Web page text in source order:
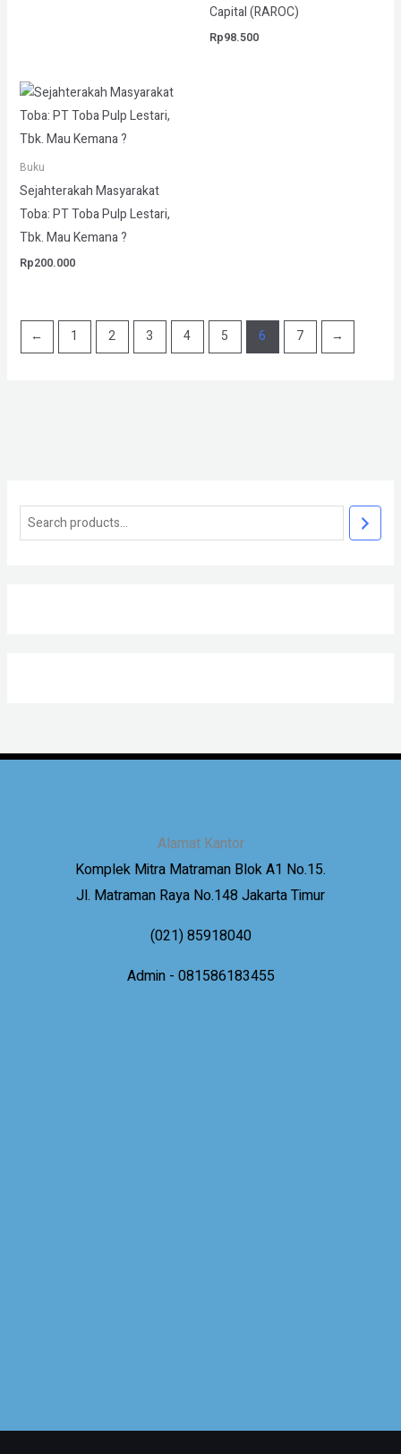
Capital (RAROC)
Rp98.500
Buku
Sejahterakah Masyarakat
Toba: PT Toba Pulp Lestari,
Tbk. Mau Kemana ?
Rp200.000
← 1 2 3 4 5 6 7 →
Alamat Kantor
Komplek Mitra Matraman Blok A1 No.15.
Jl. Matraman Raya No.148 Jakarta Timur
(021) 85918040
Admin - 081586183455